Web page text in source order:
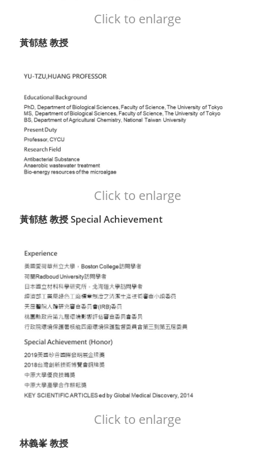
Click to enlarge
黃郁慈 教授
Click to enlarge
黃郁慈 教授 Special Achievement
Click to enlarge
林義峯 教授